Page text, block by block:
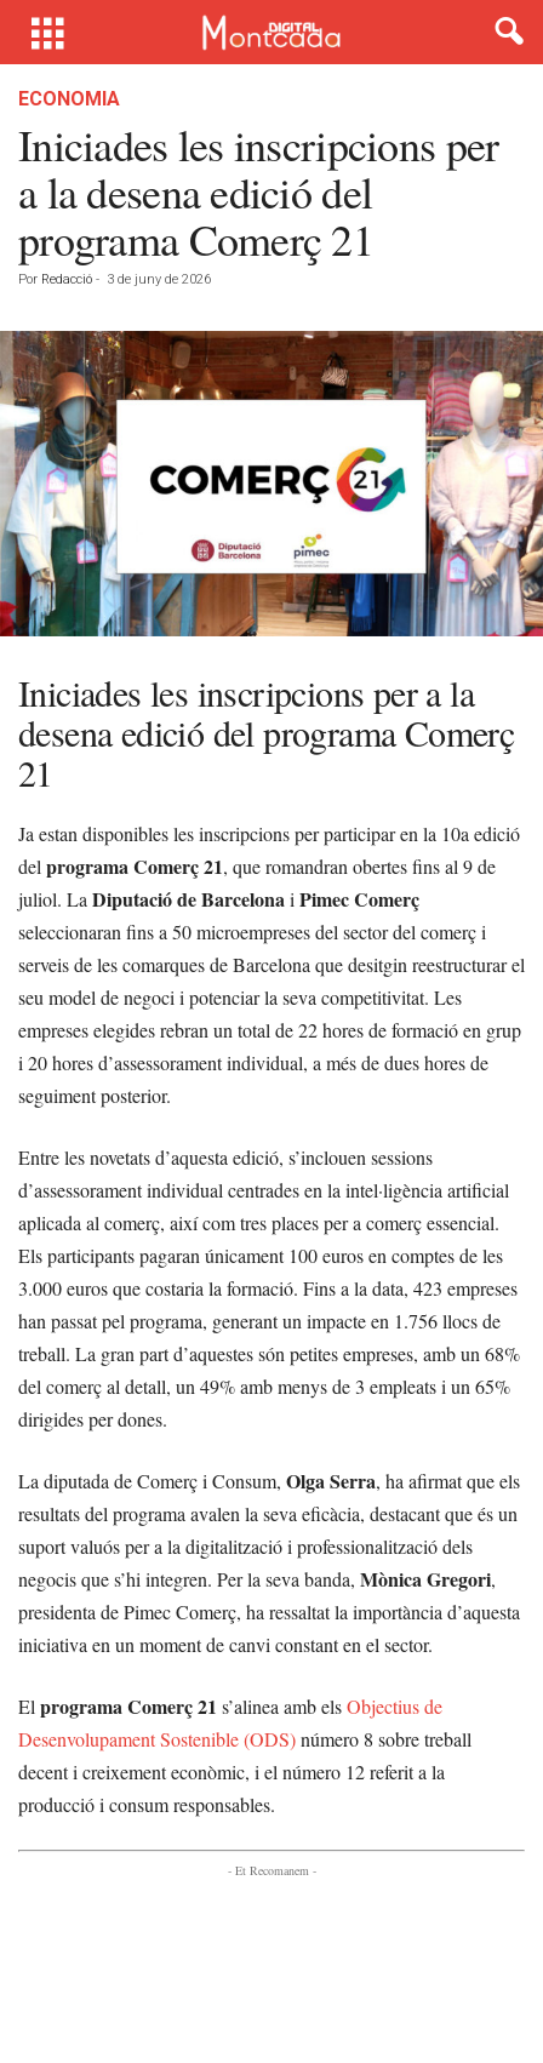
ECONOMIA
Iniciades les inscripcions per
a la desena edició del
programa Comerç 21
Por Redacció - 3 de juny de 2026
Iniciades les inscripcions per a la
desena edició del programa Comerç
21
Ja estan disponibles les inscripcions per participar en la 10a edició
del programa Comerç 21, que romandran obertes fins al 9 de
juliol. La Diputació de Barcelonai Pimec Comerç
seleccionaran fins a 50 microempreses del sector del comerç i
serveis de les comarques de Barcelona que desitgin reestructurar el
seu model de negoci i potenciar la seva competitivitat. Les
empreses elegides rebran un total de 22 hores de formació en grup
i 20 hores d’assessorament individual, a més de dues hores de
seguiment posterior.
Entre les novetats d’aquesta edició, s’inclouen sessions
d’assessorament individual centrades en la intel·ligència artificial
aplicada al comerç, així com tres places per a comerç essencial.
Els participants pagaran únicament 100 euros en comptes de les
3.000 euros que costaria la formació. Fins a la data, 423 empreses
han passat pel programa, generant un impacte en 1.756 llocs de
treball. La gran part d’aquestes són petites empreses, amb un 68%
del comerç al detall, un 49% amb menys de 3 empleats i un 65%
dirigides per dones.
La diputada de Comerç i Consum, Olga Serra, ha afirmat que els
resultats del programa avalen la seva eficàcia, destacant que és un
suport valuós per a la digitalització i professionalització dels
negocis que s’hi integren. Per la seva banda, Mònica Gregori,
presidenta de Pimec Comerç, ha ressaltat la importància d’aquesta
iniciativa en un moment de canvi constant en el sector.
El programa Comerç 21 s’alinea amb elsObjectius de
Desenvolupament Sostenible (ODS)número 8 sobre treball
decent i creixement econòmic, i el número 12 referit a la
producció i consum responsables.
- Et Recomanem -